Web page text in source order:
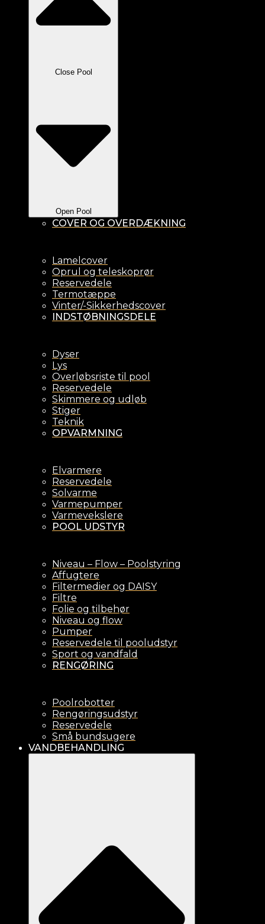
Close Pool
Open Pool
COVER OG OVERDÆKNING
Lamelcover
Oprul og teleskoprør
Reservedele
Termotæppe
Vinter/-Sikkerhedscover
INDSTØBNINGSDELE
Dyser
Lys
Overløbsriste til pool
Reservedele
Skimmere og udløb
Stiger
Teknik
OPVARMNING
Elvarmere
Reservedele
Solvarme
Varmepumper
Varmevekslere
POOL UDSTYR
Niveau – Flow – Poolstyring
Affugtere
Filtermedier og DAISY
Filtre
Folie og tilbehør
Niveau og flow
Pumper
Reservedele til pooludstyr
Sport og vandfald
RENGØRING
Poolrobotter
Rengøringsudstyr
Reservedele
Små bundsugere
VANDBEHANDLING